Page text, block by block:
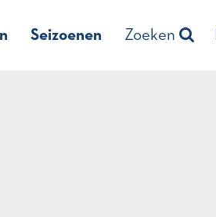
Seizoenen Zoeken